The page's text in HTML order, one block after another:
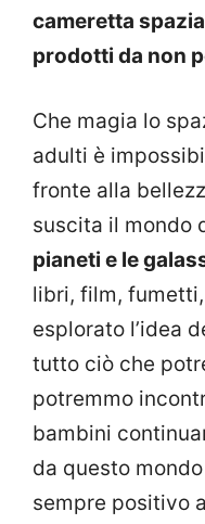
cameretta
prodotti da non
Che magia lo
adulti è
fronte alla
suscita il mondo
pianeti e le
libri, film,
esplorato l’idea
tutto ciò che
potremmo
bambini
da questo
sempre positivo